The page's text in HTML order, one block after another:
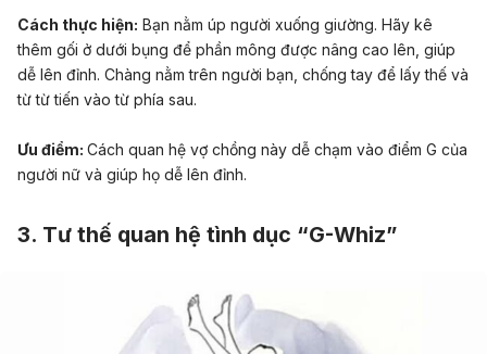
Cách thực hiện: Bạn nằm úp người xuống giường. Hãy kê
thêm gối ở dưới bụng để phần mông được nâng cao lên, giúp
dễ lên đỉnh. Chàng nằm trên người bạn, chống tay để lấy thế và
từ từ tiến vào từ phía sau.
Ưu điểm: Cách quan hệ vợ chồng này dễ chạm vào điểm G của
người nữ và giúp họ dễ lên đỉnh.
3. Tư thế quan hệ tình dục “G-Whiz”